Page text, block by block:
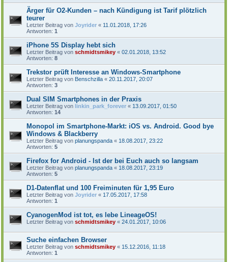
Ärger für O2-Kunden – nach Kündigung ist Tarif plötzlich
teurer
Letzter Beitrag von Joyrider « 11.01.2018, 17:26
Antworten: 1
iPhone 5S Display hebt sich
Letzter Beitrag von schmidtsmikey « 02.01.2018, 13:52
Antworten: 8
Trekstor prüft Interesse an Windows-Smartphone
Letzter Beitrag von Benschzilla « 20.11.2017, 20:07
Antworten: 3
Dual SIM Smartphones in der Praxis
Letzter Beitrag von linkin_park_forever « 13.09.2017, 01:50
Antworten: 14
Monopol im Smartphone-Markt: iOS vs. Android. Good bye
Windows & Blackberry
Letzter Beitrag von planungspanda « 18.08.2017, 23:22
Antworten: 5
Firefox for Android - Ist der bei Euch auch so langsam
Letzter Beitrag von planungspanda « 18.08.2017, 23:19
Antworten: 5
D1-Datenflat und 100 Freiminuten für 1,95 Euro
Letzter Beitrag von Joyrider « 17.05.2017, 17:58
Antworten: 1
CyanogenMod ist tot, es lebe LineageOS!
Letzter Beitrag von schmidtsmikey « 24.01.2017, 10:06
Suche einfachen Browser
Letzter Beitrag von schmidtsmikey « 15.12.2016, 11:18
Antworten: 1